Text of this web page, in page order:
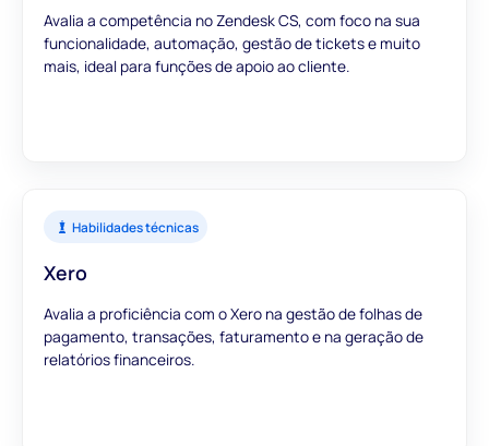
Avalia a competência no Zendesk CS, com foco na sua
funcionalidade, automação, gestão de tickets e muito
mais, ideal para funções de apoio ao cliente.
Habilidades técnicas
Xero
Avalia a proficiência com o Xero na gestão de folhas de
pagamento, transações, faturamento e na geração de
relatórios financeiros.